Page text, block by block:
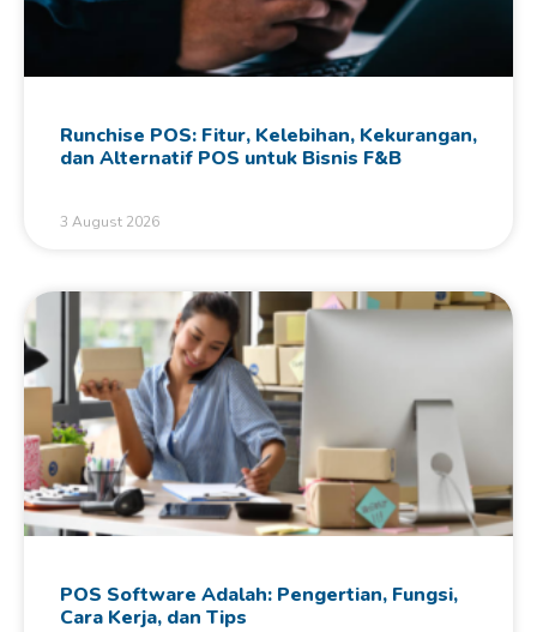
Runchise POS: Fitur, Kelebihan, Kekurangan,
dan Alternatif POS untuk Bisnis F&B
3 August 2026
POS Software Adalah: Pengertian, Fungsi,
Cara Kerja, dan Tips